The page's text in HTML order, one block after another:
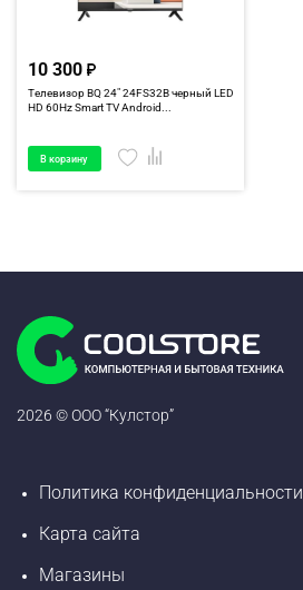
10 300
Телевизор BQ 24" 24FS32B черный LED
HD 60Hz Smart TV Android...
В корзину
2026 © ООО “Кулстор”
Политика конфиденциальности
Карта сайта
Магазины